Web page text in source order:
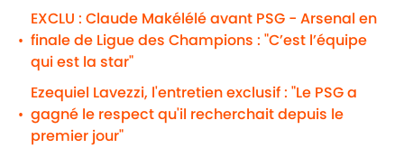
•
EXCLU : Claude Makélélé avant PSG - Arsenal en
finale de Ligue des Champions : "C’est l’équipe
qui est la star"
•
Ezequiel Lavezzi, l'entretien exclusif : "Le PSG a
gagné le respect qu'il recherchait depuis le
premier jour"